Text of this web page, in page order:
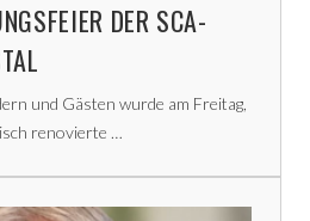
DER SCA-
und Gästen wurde am Freitag,
renovierte …